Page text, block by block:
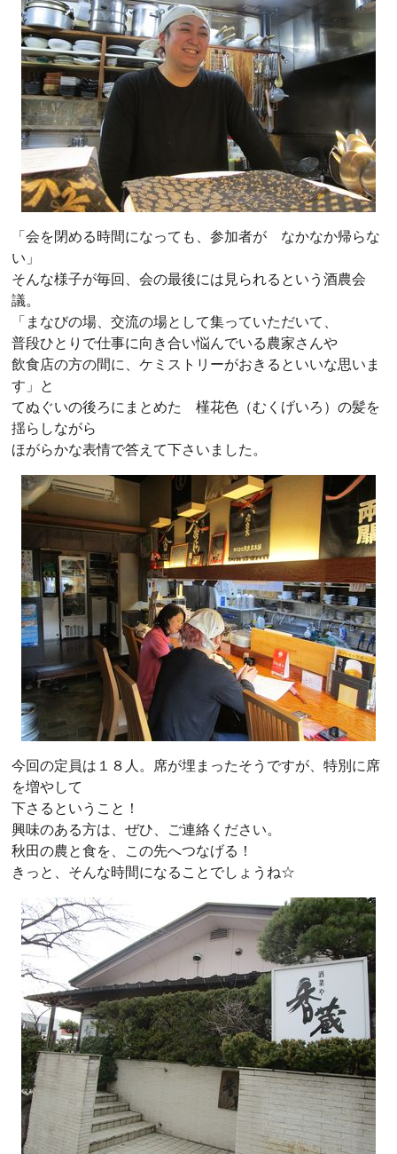
「会を閉める時間になっても、参加者が なかなか帰らな
い」
そんな様子が毎回、会の最後には見られるという酒農会
議。
「まなびの場、交流の場として集っていただいて、
普段ひとりで仕事に向き合い悩んでいる農家さんや
飲食店の方の間に、ケミストリーがおきるといいな思いま
す」と
てぬぐいの後ろにまとめた 槿花色（むくげいろ）の髪を
揺らしながら
ほがらかな表情で答えて下さいました。
今回の定員は１８人。席が埋まったそうですが、特別に席
を増やして
下さるということ！
興味のある方は、ぜひ、ご連絡ください。
秋田の農と食を、この先へつなげる！
きっと、そんな時間になることでしょうね☆